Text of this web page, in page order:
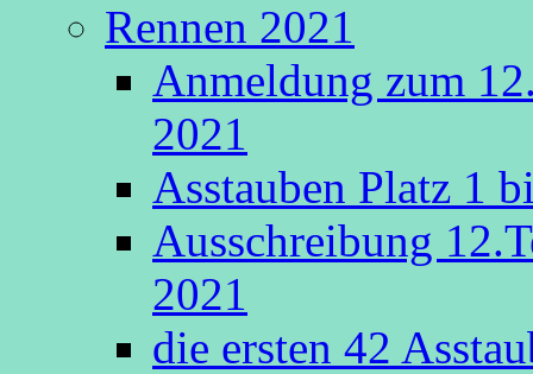
Rennen 2021
Anmeldung zum
2021
Asstauben Platz 1
Ausschreibung
2021
die ersten 42